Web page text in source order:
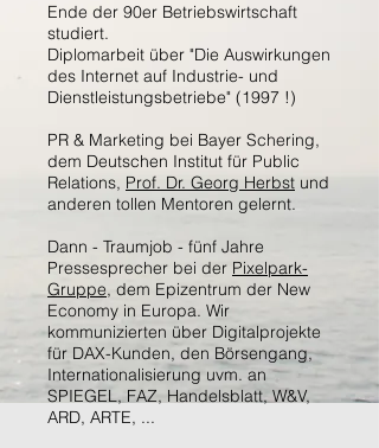
Ende der 90er Betriebswirtschaft
studiert.
Diplomarbeit über "Die Auswirkungen
des Internet auf Industrie- und
Dienstleistungsbetriebe" (1997 !)
PR & Marketing bei Bayer Schering,
dem Deutschen Institut für Public
Relations, Prof. Dr. Georg Herbst und
anderen tollen Mentoren gelernt.
Dann - Traumjob - fünf Jahre
Pressesprecher bei der Pixelpark-
Gruppe, dem Epizentrum der New
Economy in Europa. Wir
kommunizierten über Digitalprojekte
für DAX-Kunden, den Börsengang,
Internationalisierung uvm. an
SPIEGEL, FAZ, Handelsblatt, W&V,
ARD, ARTE, ...